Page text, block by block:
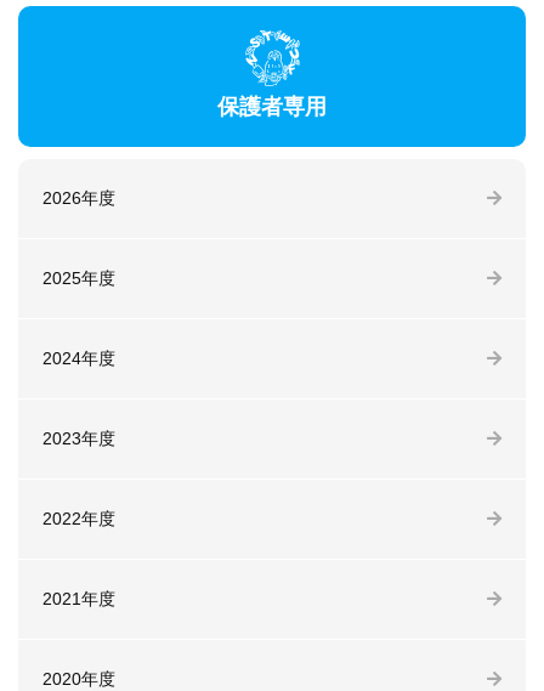
保護者専用
2026年度
2025年度
2024年度
2023年度
2022年度
2021年度
2020年度